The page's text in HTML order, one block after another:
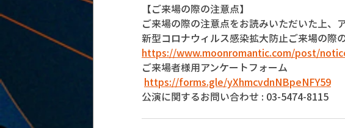
【ご来場の際の注意点】
ご来場の際の注意点をお読みいただいた上、
新型コロナウィルス感染拡大防止ご来場の際
https://www.moonromantic.com/post/
ご来場者様用アンケートフォーム
https://forms.gle/yXhmcvdnNBpeNFY59
公演に関するお問い合わせ : 03-5474-8115